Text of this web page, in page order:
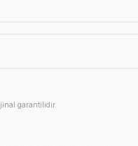
garantilidir.